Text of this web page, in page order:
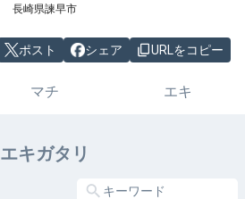
長崎県諫早市
ポスト シェア URLをコピー
マチ エキ
エキガタリ